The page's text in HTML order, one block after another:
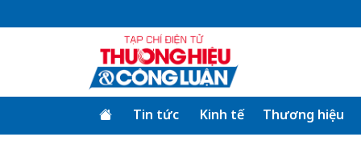
Tin tức Kinh tế Thương hiệu